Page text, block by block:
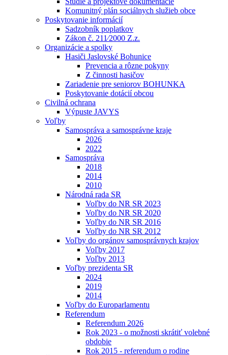
Komunitný plán sociálnych služieb obce
Poskytovanie informácií
Sadzobník poplatkov
Zákon č. 211⁄2000 Z.z.
Organizácie a spolky
Hasiči Jaslovské Bohunice
Prevencia a rôzne pokyny
Z činnosti hasičov
Zariadenie pre seniorov BOHUNKA
Poskytovanie dotácií obcou
Civilná ochrana
Výpuste JAVYS
Voľby
Samospráva a samosprávne kraje
2026
2022
Samospráva
2018
2014
2010
Národná rada SR
Voľby do NR SR 2023
Voľby do NR SR 2020
Voľby do NR SR 2016
Voľby do NR SR 2012
Voľby do orgánov samosprávnych krajov
Voľby 2017
Voľby 2013
Voľby prezidenta SR
2024
2019
2014
Voľby do Europarlamentu
Referendum
Referendum 2026
Rok 2023 - o možnosti skrátiť volebné
obdobie
Rok 2015 - referendum o rodine